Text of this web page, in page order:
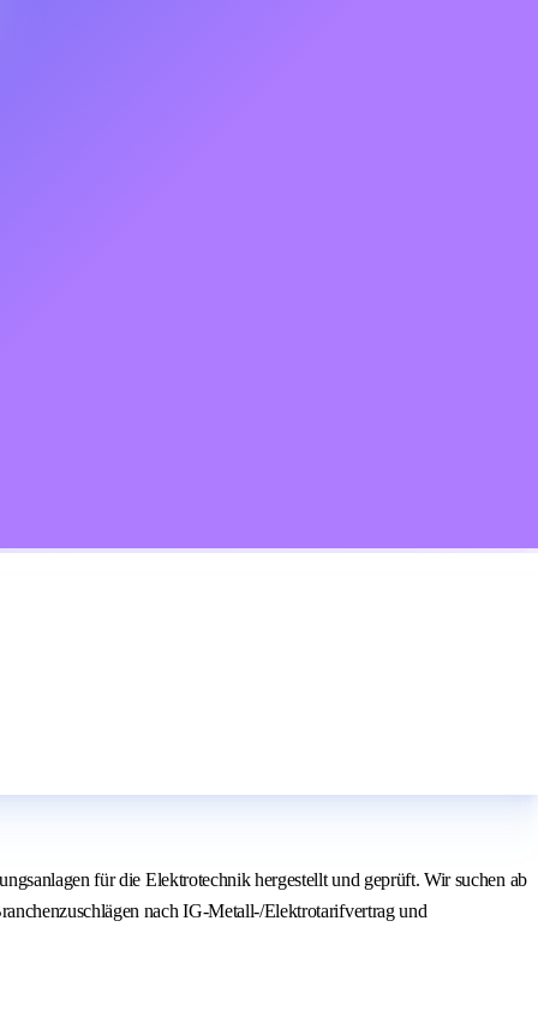
für die Elektrotechnik hergestellt und geprüft. Wir suchen ab
nach IG-Metall-/Elektrotarifvertrag und